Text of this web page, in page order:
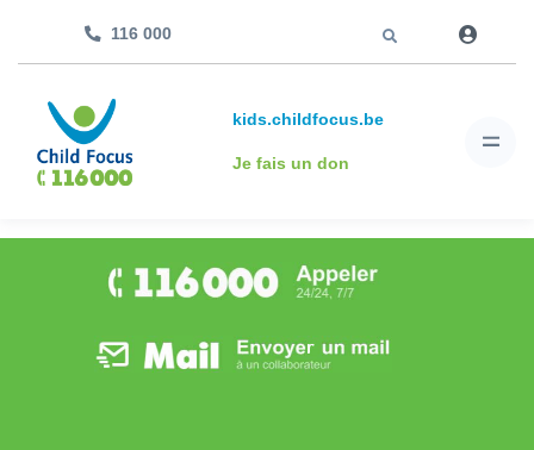
116 000
kids.childfocus.be
Je fais un don